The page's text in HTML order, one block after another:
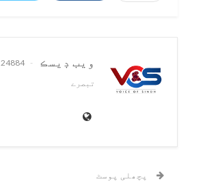
ويب ڊيسڪ 24884 پوسٹس
تبصرے
پچھلی پوسٹ